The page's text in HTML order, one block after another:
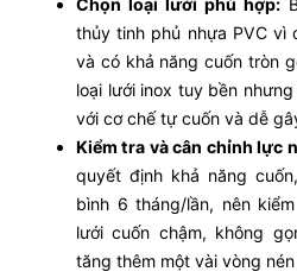
Chọn loại lưới phù hợp:
thủy tinh phủ nhựa PVC vì
và có khả năng cuốn tròn
loại lưới inox tuy bền
với cơ chế tự cuốn và dễ
Kiểm tra và cân chỉnh lực
quyết định khả năng
bình 6 tháng/lần, nên
lưới cuốn chậm, không
tăng thêm một vài vòng